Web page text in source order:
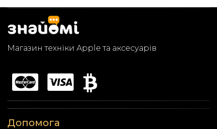
Магазин техніки Apple та аксесуарів
Допомога